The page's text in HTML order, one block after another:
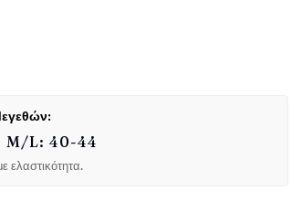
M/L: 40-44
ελαστικότητα.